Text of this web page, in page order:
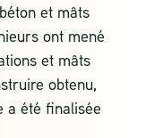
et mâts
ont mené
et mâts
obtenu,
a été finalisée